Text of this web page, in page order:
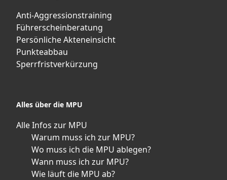
Anti-Aggressionstraining
Führerscheinberatung
Persönliche Akteneinsicht
Punkteabbau
Sperrfristverkürzung
Alles über die MPU
Alle Infos zur MPU
Warum muss ich zur MPU?
Wo muss ich die MPU ablegen?
Wann muss ich zur MPU?
Wie läuft die MPU ab?